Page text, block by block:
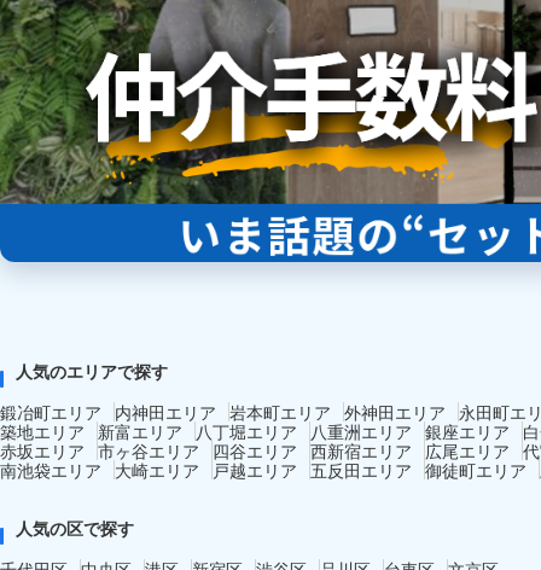
人気のエリアで探す
鍛冶町エリア
内神田エリア 岩本町エリア 外神田エリア
永田町エ
築地エリア
新富エリア 八丁堀エリア 八重洲エリア 銀座エリア
赤坂エリア 市ヶ谷エリア 四谷エリア 西新宿エリア 広尾エリア
南池袋エリア
大崎エリア 戸越エリア 五反田エリア 御徒町エリア
人気の区で探す